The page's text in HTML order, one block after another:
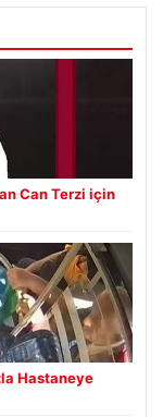
Can Terzi için
Hastaneye